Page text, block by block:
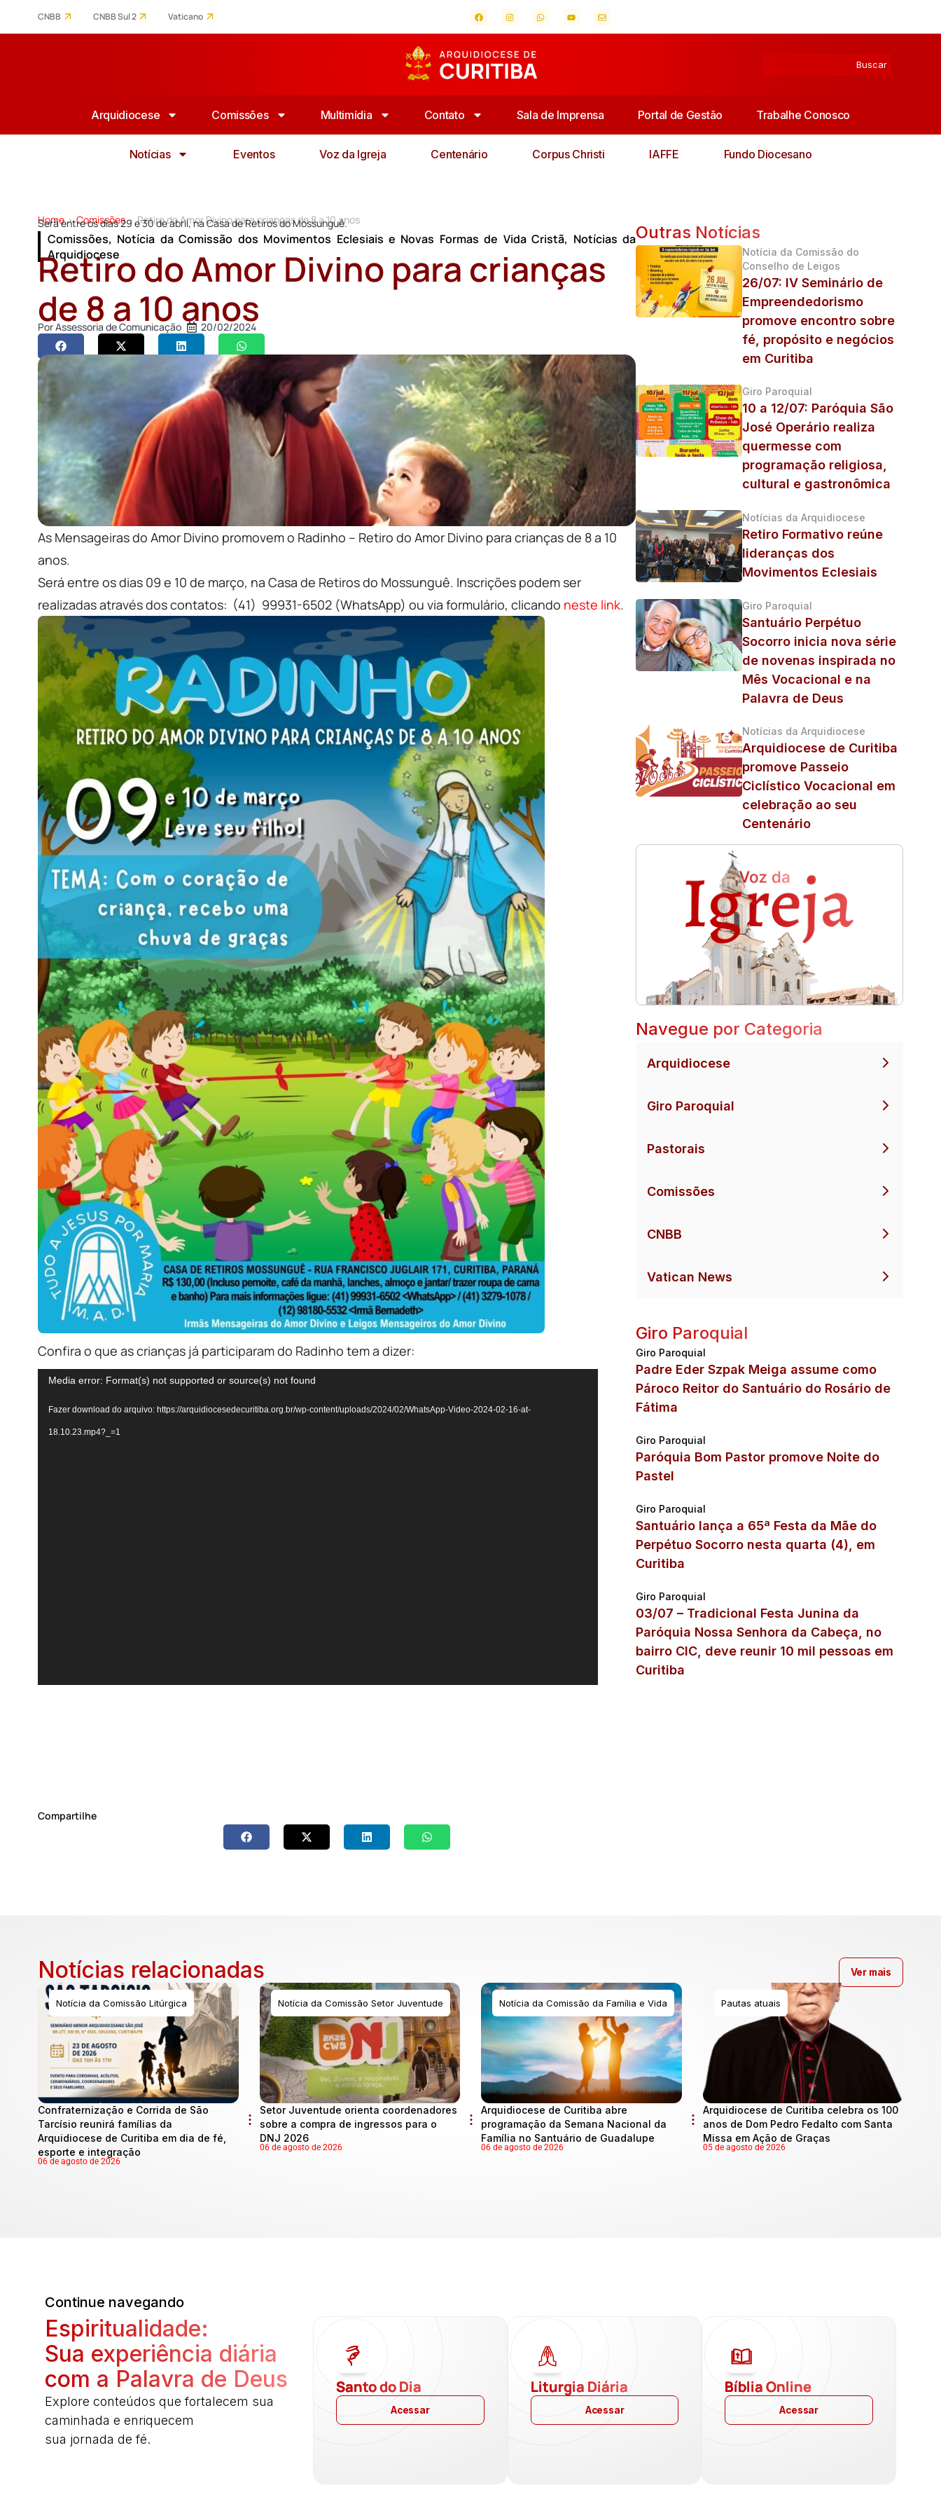
CNBB CNBB Sul 2 Vaticano
Arquidiocese Comissões Multimídia Contato Sala de Imprensa Portal de Gestão Trabalhe Conosco
Notícias Eventos Voz da Igreja Centenário Corpus Christi IAFFE Fundo Diocesano
Home > Comissões > Retiro do Amor Divino para crianças de 8 a 10 anos
Será entre os dias 29 e 30 de abril, na Casa de Retiros do Mossunguê.
Comissões, Notícia da Comissão dos Movimentos Eclesiais e Novas Formas de Vida Cristã, Notícias da
Arquidiocese
Retiro do Amor Divino para crianças
de 8 a 10 anos
PorAssessoria de Comunicação 20/02/2024
As Mensageiras do Amor Divino promovem o Radinho – Retiro do Amor Divino para crianças de 8 a 10
anos.
Será entre os dias 09 e 10 de março, na Casa de Retiros do Mossunguê. Inscrições podem ser
realizadas através dos contatos: (41) 99931-6502 (WhatsApp) ou via formulário, clicando neste link.
Confira o que as crianças já participaram do Radinho tem a dizer:
Tocador
Media error: Format(s) not supported or source(s) not found
Fazer download do arquivo: https://arquidiocesedecuritiba.org.br/wp-content/uploads/2024/02/WhatsApp-Video-2024-02-16-at-
18.10.23.mp4?_=1
Compartilhe
Outras Notícias
Notícia da Comissão do
Conselho de Leigos
26/07: IV Seminário de
Empreendedorismo
promove encontro sobre
fé, propósito e negócios
em Curitiba
Giro Paroquial
10 a 12/07: Paróquia São
José Operário realiza
quermesse com
programação religiosa,
cultural e gastronômica
Notícias da Arquidiocese
Retiro Formativo reúne
lideranças dos
Movimentos Eclesiais
Giro Paroquial
Santuário Perpétuo
Socorro inicia nova série
de novenas inspirada no
Mês Vocacional e na
Palavra de Deus
Notícias da Arquidiocese
Arquidiocese de Curitiba
promove Passeio
Ciclístico Vocacional em
celebração ao seu
Centenário
Navegue por Categoria
Arquidiocese
Giro Paroquial
Pastorais
Comissões
CNBB
Vatican News
Giro Paroquial
Giro Paroquial
Padre Eder Szpak Meiga assume como
Pároco Reitor do Santuário do Rosário de
Fátima
Giro Paroquial
Paróquia Bom Pastor promove Noite do
Pastel
Giro Paroquial
Santuário lança a 65ª Festa da Mãe do
Perpétuo Socorro nesta quarta (4), em
Curitiba
Giro Paroquial
03/07 – Tradicional Festa Junina da
Paróquia Nossa Senhora da Cabeça, no
bairro CIC, deve reunir 10 mil pessoas em
Curitiba
Notícias relacionadas
Notícia da Comissão Litúrgica
Confraternização e Corrida de São
Tarcísio reunirá famílias da
Arquidiocese de Curitiba em dia de fé,
esporte e integração
06 de agosto de 2026
Notícia da Comissão Setor Juventude
Setor Juventude orienta coordenadores
sobre a compra de ingressos para o
DNJ 2026
06 de agosto de 2026
Notícia da Comissão da Família e Vida
Arquidiocese de Curitiba abre
programação da Semana Nacional da
Família no Santuário de Guadalupe
06 de agosto de 2026
Pautas atuais
Arquidiocese de Curitiba celebra os 100
anos de Dom Pedro Fedalto com Santa
Missa em Ação de Graças
05 de agosto de 2026
Ver mais
Continue navegando
Espiritualidade:
Sua experiência diária
com a Palavra de Deus
Explore conteúdos que fortalecem sua
caminhada e enriquecem
sua jornada de fé.
Santo do Dia
Acessar
Liturgia Diária
Acessar
Bíblia Online
Acessar